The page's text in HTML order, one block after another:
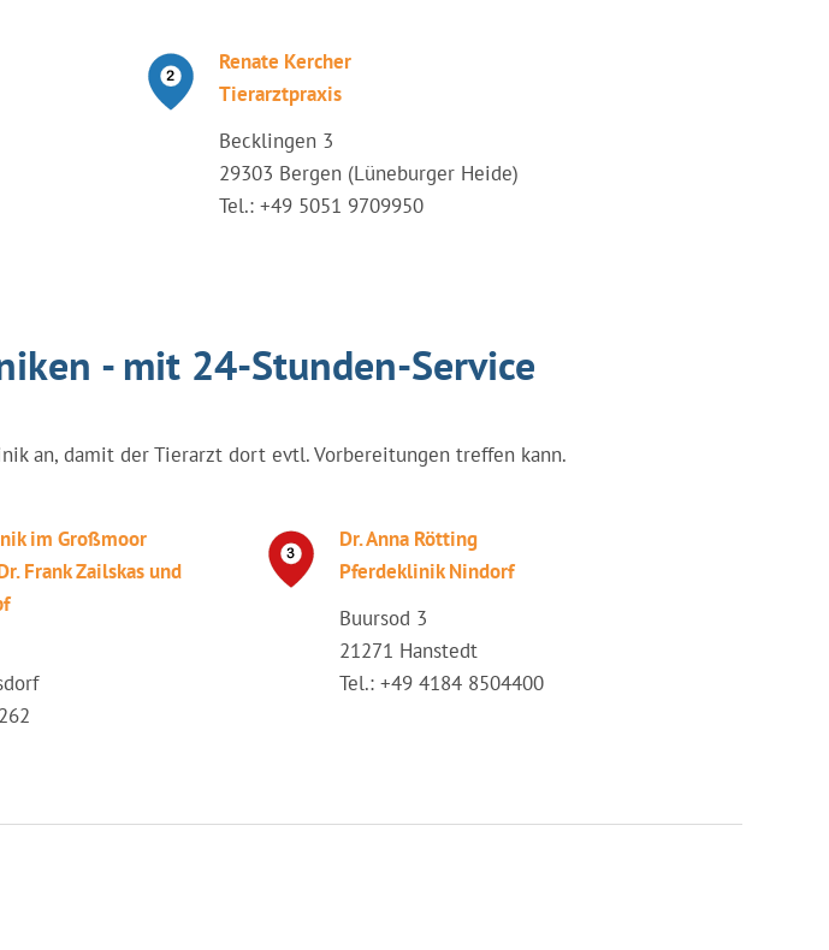
Renate Kercher
Tierarztpraxis
Becklingen 3
29303 Bergen (Lüneburger Heide)
Tel.: +49 5051 9709950
- mit 24-Stunden-Service
an, damit der Tierarzt dort evtl. Vorbereitungen treffen kann.
im Großmoor
Frank Zailskas und
Dr. Anna Rötting
Pferdeklinik Nindorf
Buursod 3
21271 Hanstedt
Tel.: +49 4184 8504400